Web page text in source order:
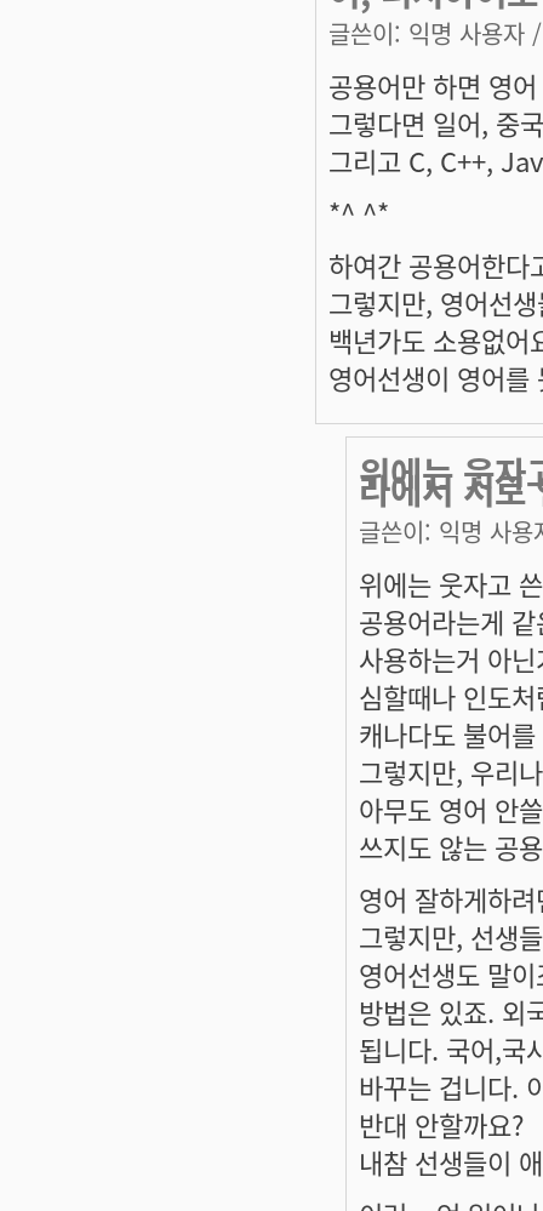
글쓴이: 익명 사용자
공용어만 하면 영
그렇다면 일어, 중
그리고 C, C++,
*^ ^*
하여간 공용어한다
그렇지만, 영어선
백년가도 소용없어
영어선생이 영어를
위에는 웃자
라에서 서로
글쓴이: 익명 사용
위에는 웃자고
공용어라는게
사용하는거 아
심할때나 인도
캐나다도 불어
그렇지만, 우리
아무도 영어 안
쓰지도 않는 공
영어 잘하게하
그렇지만, 선생
영어선생도 말
방법은 있죠. 외
됩니다. 국어,국
바꾸는 겁니다.
반대 안할까요?
내참 선생들이